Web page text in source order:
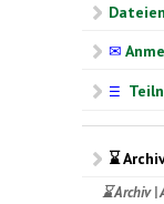
✉
☰
⌛
⌛ Archiv |